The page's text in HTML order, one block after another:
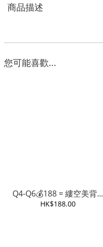
商品描述
您可能喜歡...
Q4-Q6💰188 = 縷空美背...
HK$188.00